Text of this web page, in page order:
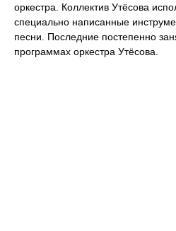
оркестра. Коллектив Утёсова
специально написанные
песни. Последние постепенно
программах оркестра Утёсова.